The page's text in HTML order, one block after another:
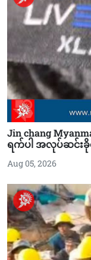
Jin chang
ရက်ပါ အလုပ်ဆင်းခို
Aug 05, 2026